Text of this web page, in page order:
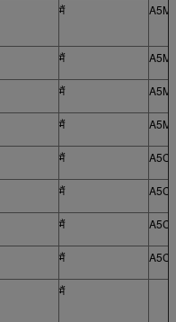
मैं
मैं
मैं
मैं
मैं
मैं
मैं
मैं
मैं